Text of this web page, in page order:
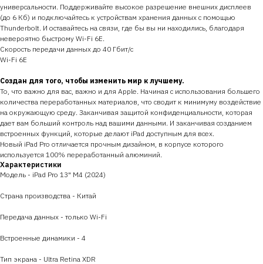
универсальности. Поддерживайте высокое разрешение внешних дисплеев
(до 6 Кб) и подключайтесь к устройствам хранения данных с помощью
Thunderbolt. И оставайтесь на связи, где бы вы ни находились, благодаря
невероятно быстрому Wi-Fi 6E.
Скорость передачи данных до 40 Гбит/с
Wi-Fi 6E
Создан для того, чтобы изменить мир к лучшему.
То, что важно для вас, важно и для Apple. Начиная с использования большего
количества переработанных материалов, что сводит к минимуму воздействие
на окружающую среду. Заканчивая защитой конфиденциальности, которая
дает вам больший контроль над вашими данными. И заканчивая созданием
встроенных функций, которые делают iPad доступным для всех.
Новый iPad Pro отличается прочным дизайном, в корпусе которого
используется 100% переработанный алюминий.
Характеристики
Модель - iPad Pro 13" M4 (2024)
Страна производства - Китай
Передача данных - только Wi-Fi
Встроенные динамики - 4
Тип экрана - Ultra Retina XDR